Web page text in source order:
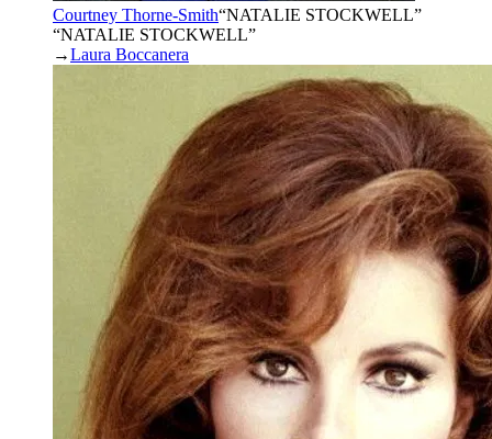
Courtney Thorne-Smith“NATALIE STOCKWELL”
“NATALIE STOCKWELL”
→Laura Boccanera